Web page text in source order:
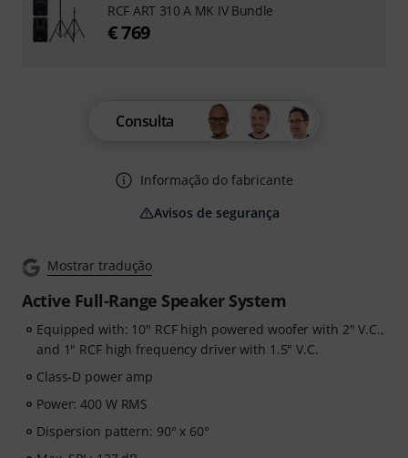
Mostrar tradução
Active Full-Range Speaker System
Equipped with: 10" RCF high powered woofer with 2" V.C.,
and 1" RCF high frequency driver with 1.5" V.C.
Class-D power amp
Power: 400 W RMS
Dispersion pattern: 90° x 60°
Consulta
Informação do fabricante
Avisos de segurança
RCF ART 310 A MK IV Bundle
€ 769